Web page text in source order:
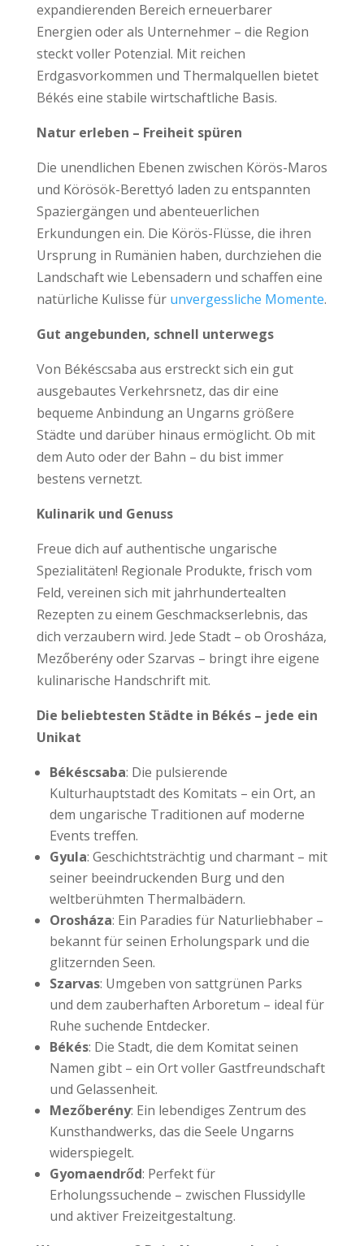
expandierenden Bereich erneuerbarer
Energien oder als Unternehmer – die Region
steckt voller Potenzial. Mit reichen
Erdgasvorkommen und Thermalquellen bietet
Békés eine stabile wirtschaftliche Basis.
Natur erleben – Freiheit spüren
Die unendlichen Ebenen zwischen Körös-Maros
und Körösök-Berettyó laden zu entspannten
Spaziergängen und abenteuerlichen
Erkundungen ein. Die Körös-Flüsse, die ihren
Ursprung in Rumänien haben, durchziehen die
Landschaft wie Lebensadern und schaffen eine
natürliche Kulisse für unvergessliche Momente.
Gut angebunden, schnell unterwegs
Von Békéscsaba aus erstreckt sich ein gut
ausgebautes Verkehrsnetz, das dir eine
bequeme Anbindung an Ungarns größere
Städte und darüber hinaus ermöglicht. Ob mit
dem Auto oder der Bahn – du bist immer
bestens vernetzt.
Kulinarik und Genuss
Freue dich auf authentische ungarische
Spezialitäten! Regionale Produkte, frisch vom
Feld, vereinen sich mit jahrhundertealten
Rezepten zu einem Geschmackserlebnis, das
dich verzaubern wird. Jede Stadt – ob Orosháza,
Mezőberény oder Szarvas – bringt ihre eigene
kulinarische Handschrift mit.
Die beliebtesten Städte in Békés – jede ein
Unikat
Békéscsaba: Die pulsierende
Kulturhauptstadt des Komitats – ein Ort, an
dem ungarische Traditionen auf moderne
Events treffen.
Gyula: Geschichtsträchtig und charmant – mit
seiner beeindruckenden Burg und den
weltberühmten Thermalbädern.
Orosháza: Ein Paradies für Naturliebhaber –
bekannt für seinen Erholungspark und die
glitzernden Seen.
Szarvas: Umgeben von sattgrünen Parks
und dem zauberhaften Arboretum – ideal für
Ruhe suchende Entdecker.
Békés: Die Stadt, die dem Komitat seinen
Namen gibt – ein Ort voller Gastfreundschaft
und Gelassenheit.
Mezőberény: Ein lebendiges Zentrum des
Kunsthandwerks, das die Seele Ungarns
widerspiegelt.
Gyomaendrőd: Perfekt für
Erholungssuchende – zwischen Flussidylle
und aktiver Freizeitgestaltung.